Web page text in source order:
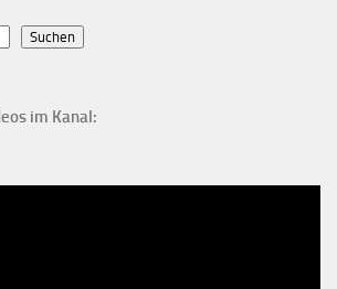
Suchen
im Kanal: